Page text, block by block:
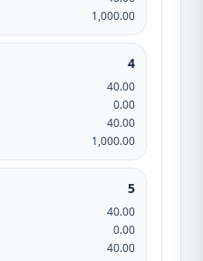
1,000.00
4
40.00
0.00
40.00
1,000.00
5
40.00
0.00
40.00